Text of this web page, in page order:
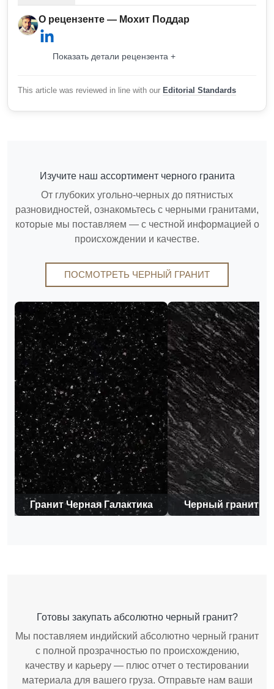
О рецензенте — Мохит Поддар
Показать детали рецензента +
This article was reviewed in line with our Editorial Standards
Изучите наш ассортимент черного гранита
От глубоких угольно-черных до пятнистых
разновидностей, ознакомьтесь с черными гранитами,
которые мы поставляем — с честной информацией о
происхождении и качестве.
ПОСМОТРЕТЬ ЧЕРНЫЙ ГРАНИТ
Гранит Черная Галактика Черный гранит
Готовы закупать абсолютно черный гранит?
Мы поставляем индийский абсолютно черный гранит
с полной прозрачностью по происхождению,
качеству и карьеру — плюс отчет о тестировании
материала для вашего груза. Отправьте нам ваши